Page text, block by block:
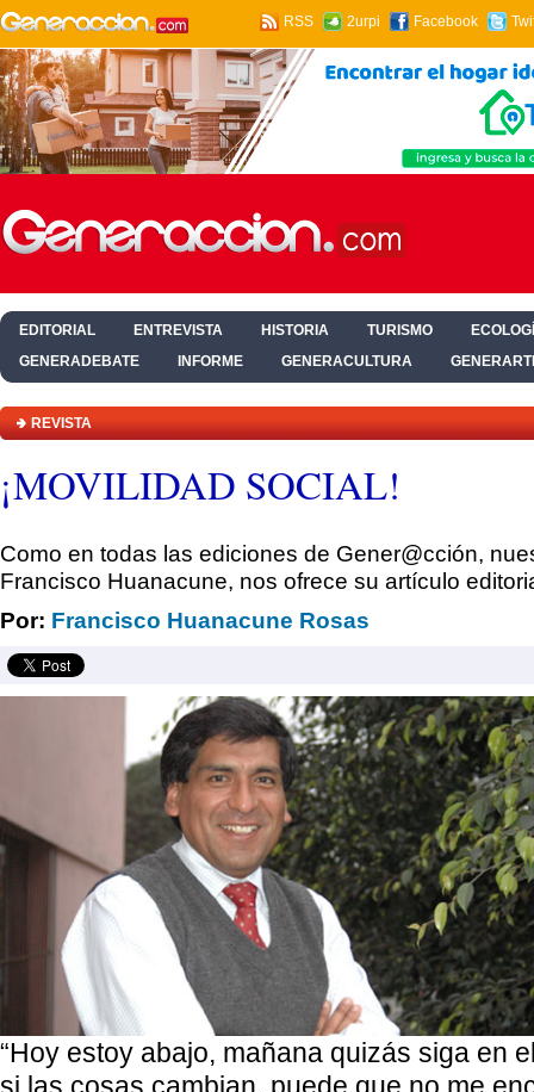
RSS 2urpi Facebook
EDITORIAL ENTREVISTA HISTORIA TURISMO
GENERADEBATE
INFORME GENERACULTURA
REVISTA
¡MOVILIDAD SOCIAL!
Como en todas las ediciones de Gener@cción,
Francisco Huanacune, nos ofrece su artículo
Por: Francisco Huanacune Rosas
“Hoy estoy abajo, mañana quizás siga en